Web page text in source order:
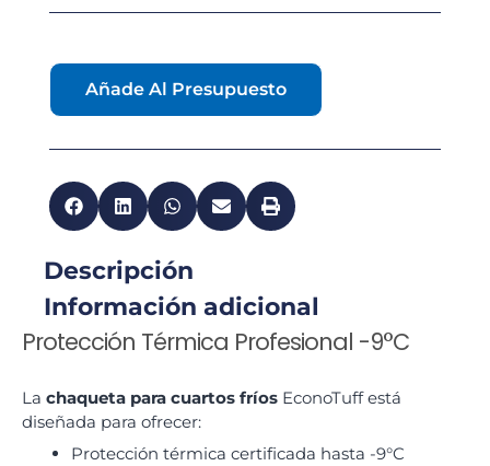
Añade Al Presupuesto
Descripción
Información adicional
Protección Térmica Profesional -9°C
La chaqueta para cuartos fríos EconoTuff está
diseñada para ofrecer:
Protección térmica certificada hasta -9°C